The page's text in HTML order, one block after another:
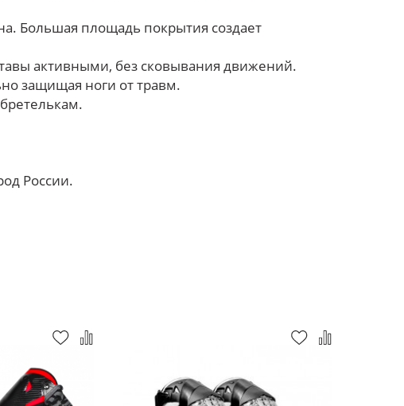
Большая площадь покрытия создает
активными, без сковывания движений.
защищая ноги от травм.
России.